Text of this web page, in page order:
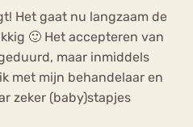
Het gaat nu langzaam de
🙂 Het accepteren van
maar inmiddels
met mijn behandelaar en
zeker (baby)stapjes